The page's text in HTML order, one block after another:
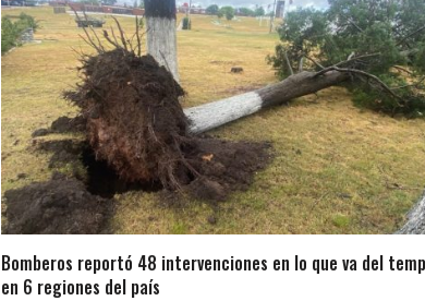
Bomberos reportó 48 intervenciones en lo que va del
en 6 regiones del país